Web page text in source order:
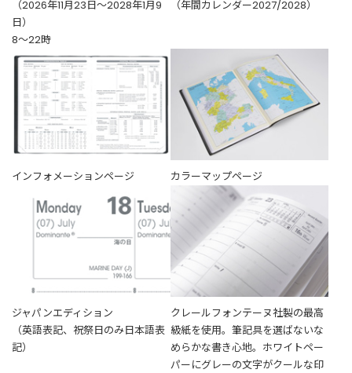
（2026年11月23日〜2028年1月9
日）
8〜22時
（年間カレンダー2027/2028）
インフォメーションページ カラーマップページ
ジャパンエディション
（英語表記、祝祭日のみ日本語表
記）
クレールフォンテーヌ社製の最高
級紙を使用。筆記具を選ばないな
めらかな書き心地。ホワイトペー
パーにグレーの文字がクールな印